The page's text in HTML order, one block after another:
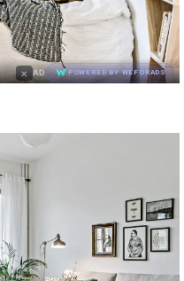
× AD POWERED BY WEFORADS